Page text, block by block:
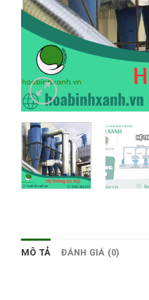
MÔ TẢ ĐÁNH GIÁ (0)